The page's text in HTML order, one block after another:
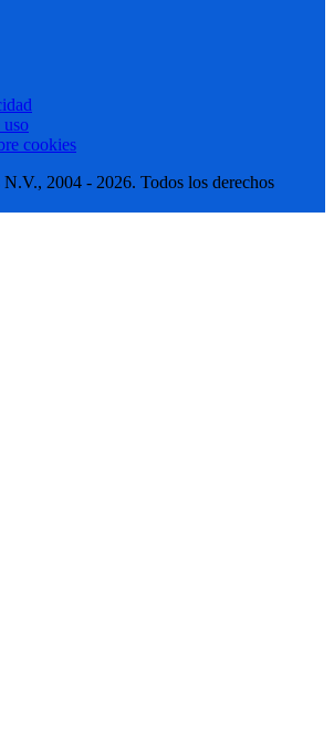
uso
cookies
2004 - 2026. Todos los derechos